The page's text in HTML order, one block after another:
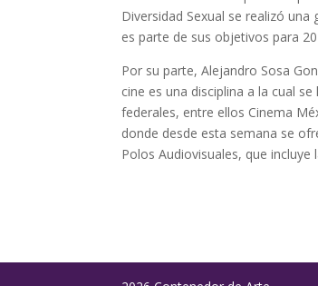
Diversidad Sexual se realizó
es parte de sus objetivos para
Por su parte, Alejandro Sosa
cine es una disciplina a la cual
federales, entre ellos Cinema
donde desde esta semana se
Polos Audiovisuales, que